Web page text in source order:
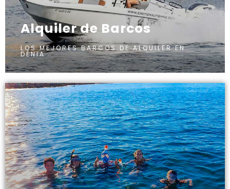
Alquiler de Barcos
LOS MEJORES BARCOS DE ALQUILER EN
DÉNIA